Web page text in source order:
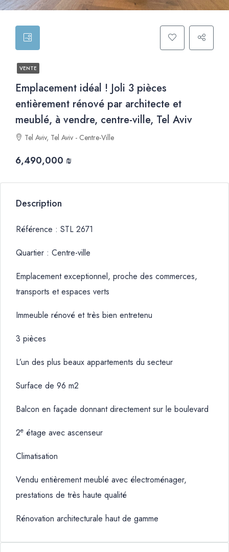
VENTE
Emplacement idéal ! Joli 3 pièces
entièrement rénové par architecte et
meublé, à vendre, centre-ville, Tel Aviv
Tel Aviv, Tel Aviv - Centre-Ville
6,490,000 ₪
Description
Référence : STL 2671
Quartier : Centre-ville
Emplacement exceptionnel, proche des commerces,
transports et espaces verts
Immeuble rénové et très bien entretenu
3 pièces
L’un des plus beaux appartements du secteur
Surface de 96 m2
Balcon en façade donnant directement sur le boulevard
2e étage avec ascenseur
Climatisation
Vendu entièrement meublé avec électroménager,
prestations de très haute qualité
Rénovation architecturale haut de gamme